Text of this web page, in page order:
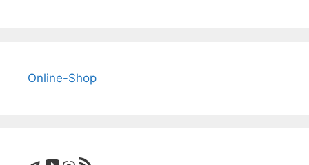
Online-Shop